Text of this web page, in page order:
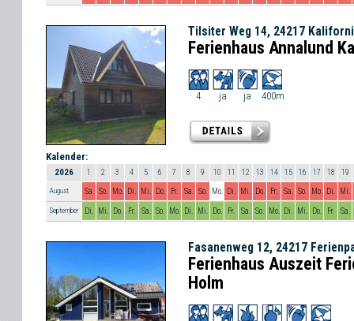
Tilsiter Weg 14, 24217
Ferienhaus Annalund
4 ja ja 400m
Kalender:
2026 1 2 3 4 5 6 7 8 9 10 11 12 13 14 15 16 17 18 19
August Sa. So. Mo. Di. Mi. Do. Fr. Sa. So. Mo. Di. Mi. Do. Fr. Sa. So. Mo. Di. Mi.
September Di. Mi. Do. Fr. Sa. So. Mo. Di. Mi. Do. Fr. Sa. So. Mo. Di. Mi. Do. Fr. Sa.
Fasanenweg 12, 24217
Ferienhaus Auszeit
Holm